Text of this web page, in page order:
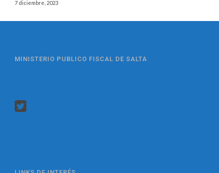
7 diciembre, 2023
MINISTERIO PUBLICO FISCAL DE SALTA